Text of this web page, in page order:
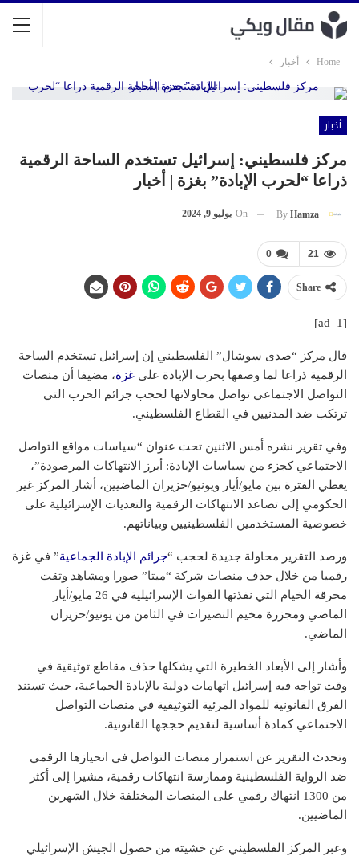
Home أخبار
أخبار
مركز فلسطيني: إسرائيل تستخدم الساحة الرقمية
ذراعا “لحرب الإبادة” بغزة | أخبار
By Hamza
On يوليو 9, 2024
0 21
Share
[ad_1]
قال مركز “صدى سوشال” الفلسطيني إن إسرائيل تستخدم الساحة
الرقمية ذراعا لما وصفها بحرب الإبادة على غزة، مضيفا أن منصات
التواصل الاجتماعي تواصل محاولاتها لحجب جرائم الحرب التي
ترتكب ضد المدنيين في القطاع الفلسطيني.
وفي تقرير نشره أمس الاثنين تحت عنوان “سياسات مواقع التواصل
الاجتماعي كجزء من سياسات الإبادة: أبرز الانتهاكات المرصودة”،
يغطي الفترة بين مايو/أيار ويونيو/حزيران الماضيين، أشار المركز غير
الحكومي إلى تصاعد الانتهاكات الرقمية والتعديات الإسرائيلية على
خصوصية المستخدمين الفلسطينيين وبياناتهم.
ورصد التقرير محاولة جديدة لحجب “جرائم الإبادة الجماعية” في غزة
رقميا من خلال حذف منصات شركة “ميتا” صورا ومشاهد وثقت
محرقة الخيام التي نفذتها القوات الإسرائيلية في 26 مايو/أيار
الماضي ومجزرة مخيم النصيرات في الثامن من يونيو/حزيران
الماضي.
وأشار إلى الأبعاد الخطيرة التي يشكلها حذف مقاطع توثيقية في
وقت تواجه فيه إسرائيل اتهامات دولية بالإبادة الجماعية، حيث تستند
الفرق القانونية للمواد المرئية التوثيقية في منصات التواصل
الاجتماعي كمادة أساسية لتقديم حججها القانونية.
وتحدث التقرير عن استمرار منصات التواصل في انحيازها الرقمي
ضد الرواية الفلسطينية وممارسة انتهاكات رقمية، مشيرا إلى أكثر
من 1300 انتهاك رقمي على المنصات المختلفة خلال الشهرين
الماضيين.
وعبر المركز الفلسطيني عن خشيته من حصول الجيش الإسرائيلي